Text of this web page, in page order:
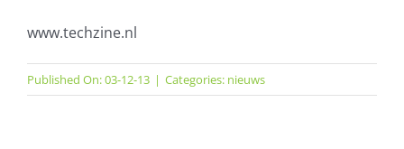
www.techzine.nl
Published On: 03-12-13 | Categories: nieuws